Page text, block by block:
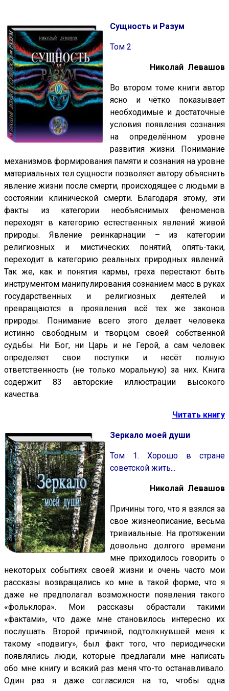
Сущность и Разум
Том 2
Николай Левашов
Во втором томе книги автор
ясно и чётко показывает
необходимые и достаточные
условия появления сознания
на определённом уровне
развития жизни. Понимание
механизмов формирования памяти и сознания на уровне
материальных тел сущности позволяет автору объяснить
явление жизни после смерти, происходящее с людьми в
состоянии клинической смерти. Благодаря этому, эти
факты из категории необъяснимых феноменов
переходят в категорию естественных явлений живой
природы. Явление реинкарнации – из категории
религиозных и мистических понятий, опять-таки,
переходит в категорию реальных природных явлений.
Так же, как и понятия кармы, греха перестают быть
инструментом манипулирования сознанием масс в руках
государственных и религиозных деятелей и
превращаются в проявления всё тех же законов
природы. Понимание всего этого делает человека
истинно свободным и творцом своей собственной
судьбы. Ни Бог, ни Царь и не Герой, а сам человек
определяет свои поступки и несёт полную
ответственность (не только моральную) за них. Книга
содержит 83 авторские иллюстрации высокого
качества.
Читать книгу
Зеркало моей души
Том 1. Хорошо в стране
советской жить...
Николай Левашов
Причины того, что я взялся за
своё жизнеописание, весьма
тривиальные. На протяжении
довольно долгого времени
мне приходилось говорить о
некоторых событиях своей жизни и очень часто мои
рассказы возвращались ко мне в такой форме, что я
даже не предполагал возможности появления такого
«фольклора». Мои рассказы обрастали такими
«фактами», что даже мне становилось интересно их
послушать. Второй причиной, подтолкнувшей меня к
такому «подвигу», был факт того, что периодически
появлялись люди, которые предлагали мне написать
обо мне книгу и всякий раз меня что-то останавливало.
Один раз я даже согласился на то, чтобы одна